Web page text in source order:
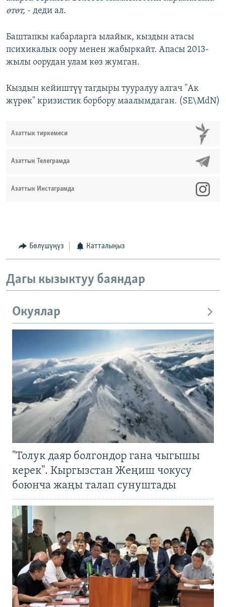
өтөт, - деди ал.
Баштапкы кабарларга ылайык, кыздын атасы
психикалык оору менен жабыркайт. Апасы 2013-
жылы оорудан улам көз жумган.
Кыздын кейиштүү тагдыры тууралуу алгач "Ак
жүрөк" кризистик борбору маалымдаган. (SE\MdN)
Азаттык тиркемеси
Азаттык Телеграмда
Азаттык Инстаграмда
Бөлүшүңүз Катталыңыз
Дагы кызыктуу баяндар
Окуялар
"Толук даяр болгондор гана чыгышы
керек". Кыргызстан Жеңиш чокусу
боюнча жаңы талап сунуштады